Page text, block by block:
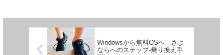
Windowsから無料OSへ…さよ
ならへのステップ-乗り換え手